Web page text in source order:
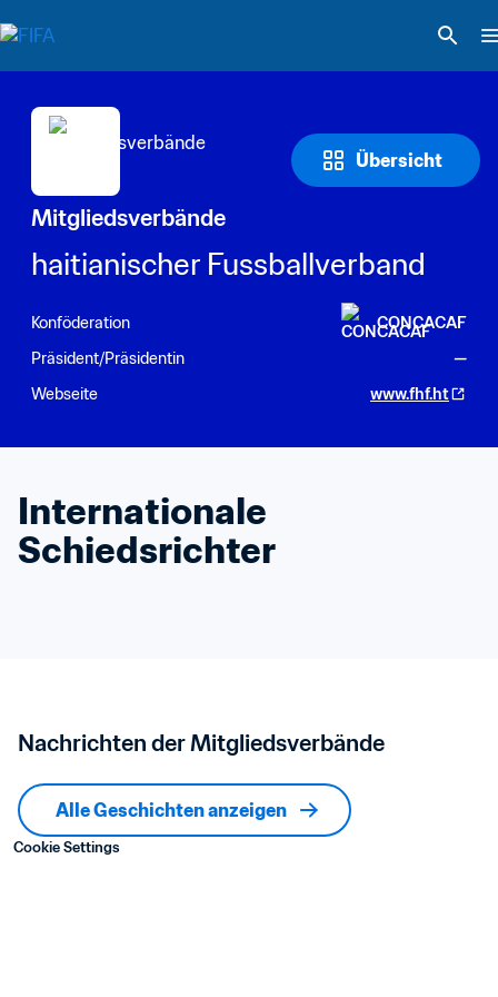
Übersicht
Mitgliedsverbände
haitianischer Fussballverband
Konföderation
CONCACAF
Präsident/Präsidentin
—
Webseite
www.fhf.ht
Internationale
Schiedsrichter
Nachrichten der Mitgliedsverbände
Alle Geschichten anzeigen
Cookie Settings